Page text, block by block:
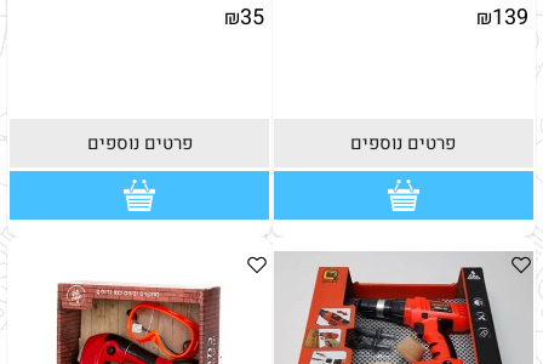
₪139
פרטים נוספים
₪35
פרטים נוספים